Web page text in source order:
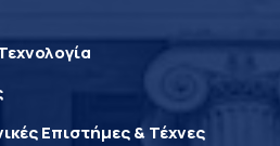
Επιστήμες & Τέχνες